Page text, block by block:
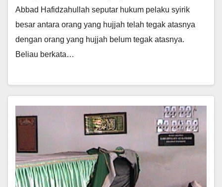
Abbad Hafidzahullah seputar hukum pelaku syirik
besar antara orang yang hujjah telah tegak atasnya
dengan orang yang hujjah belum tegak atasnya.
Beliau berkata…